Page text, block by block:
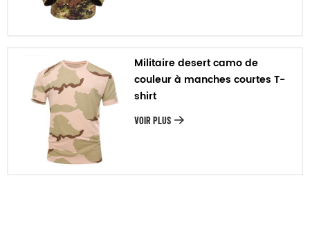
Militaire desert camo de
couleur à manches courtes T-
shirt
VOIR PLUS